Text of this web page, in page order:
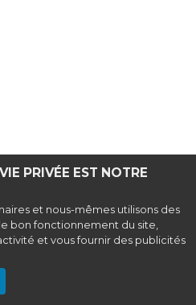
PRIVÉE EST NOTRE
et nous-mêmes utilisons des
bon fonctionnement du site,
et vous fournir des publicités